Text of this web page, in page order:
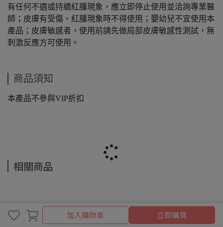
加入購物車
加入購物車 立即購買
有任何不適或持續紅腫現象，應立即停止使用並洽詢專業醫
師；皮膚有受傷、紅腫現象時不得使用；嬰幼兒不宜使用本
產品；皮膚敏感者，使用前請先做局部皮膚敏感性測試，無
刺激反應方可使用。
商品須知
本產品不參與VIP折扣
相關商品